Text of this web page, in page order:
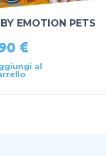
EMOTION PETS
€
al